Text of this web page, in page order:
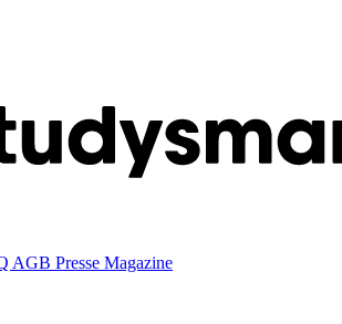
AGB Presse Magazine